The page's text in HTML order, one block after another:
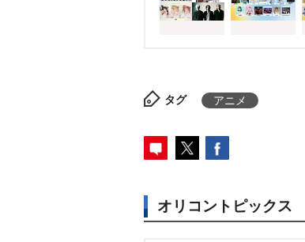
タグ アニメ
オリコントピックス